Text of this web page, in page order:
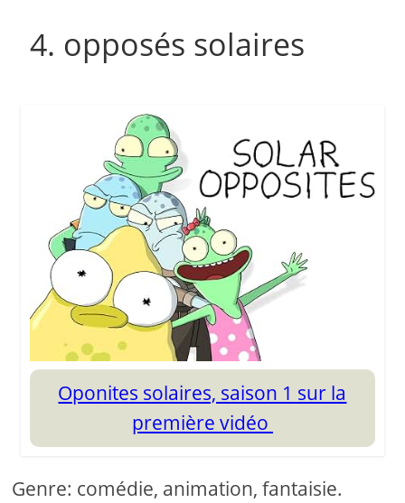
4. opposés solaires
Oponites solaires, saison 1 sur la
première vidéo
Genre: comédie, animation, fantaisie.